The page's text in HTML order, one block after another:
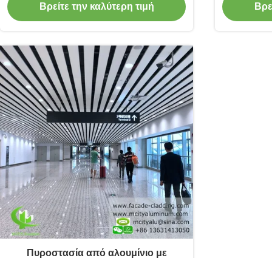
επένδυση προσόφων και πλακάκια
οροφής
Βρείτε την καλύτερη τιμή
Πυροστασία από αλουμίνιο με